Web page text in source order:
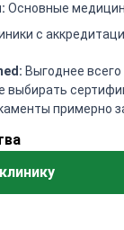
Основные
с
Выгоднее
примерно